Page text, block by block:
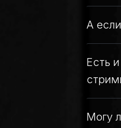
А
Есть
Могу